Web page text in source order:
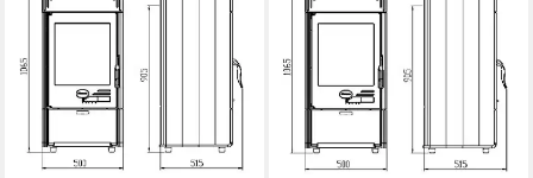
Kaminofen Gusskaminofen
9,00 kW Nennwärmeleistung
Produktdatenblatt
1.099,00 €
lieferbar - in 5-6 Werktagen bei dir